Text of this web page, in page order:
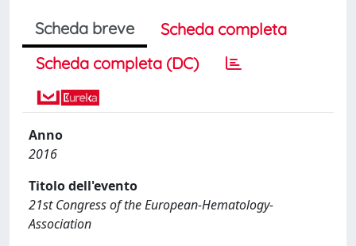
Scheda breve
Scheda completa
Scheda completa (DC)
Anno
2016
Titolo dell'evento
21st Congress of the European-Hematology-
Association